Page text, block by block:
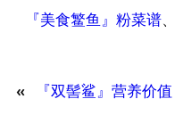
『美食鳘鱼』粉菜谱、
« 『双髻鲨』营养价